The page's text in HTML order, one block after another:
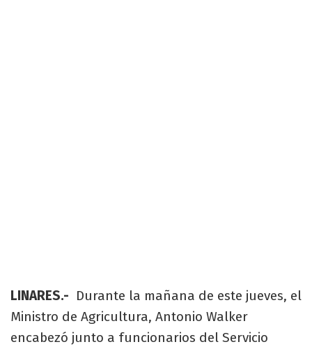
LINARES.- Durante la mañana de este jueves, el
Ministro de Agricultura, Antonio Walker
encabezó junto a funcionarios del Servicio